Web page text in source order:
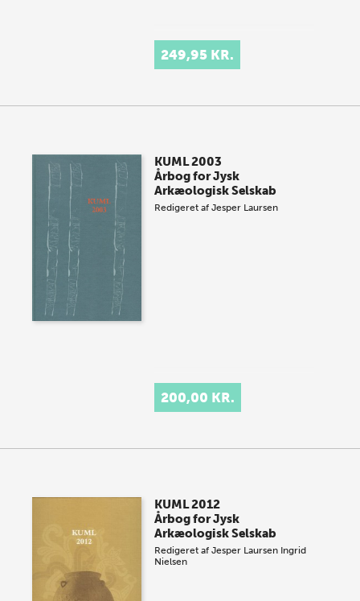
249,95 KR.
KUML 2003
Årbog for Jysk
Arkæologisk Selskab
Redigeret afJesper Laursen
200,00 KR.
KUML 2012
Årbog for Jysk
Arkæologisk Selskab
Redigeret afJesper Laursen Ingrid
Nielsen